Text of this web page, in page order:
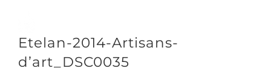
contenuEtelan-2014-Artisans-
d’art_DSC0035